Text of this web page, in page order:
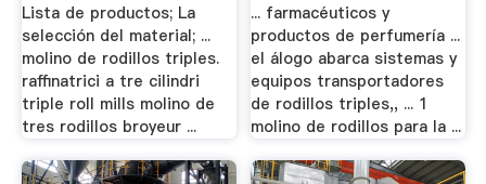
Lista de productos; La
selección del material; ...
molino de rodillos triples.
raffinatrici a tre cilindri
triple roll mills molino de
tres rodillos broyeur ...
... farmacéuticos y
productos de perfumería ...
el álogo abarca sistemas y
equipos transportadores
de rodillos triples,, ... 1
molino de rodillos para la ...